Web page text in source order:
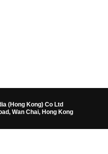
(Hong Kong) Co Ltd
Wan Chai, Hong Kong